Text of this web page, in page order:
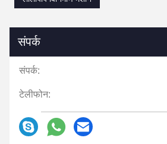
संपर्क
संपर्क:
टेलीफोन: